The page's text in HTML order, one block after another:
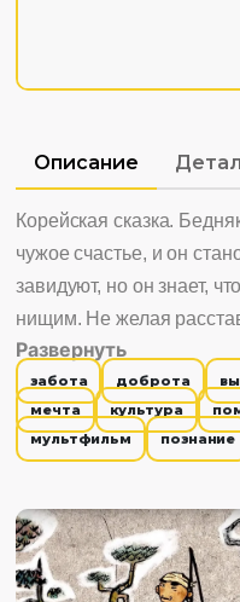
Описание
Корейская сказка.
чужое счастье, и он
завидуют, но он знает,
нищим. Не желая
Ким решает убить того,
счастья. Интересно
корейской культурой,
2. Сказка учит, что у
Развернуть
забота доброта
мечта
культура
мультфильм
познание